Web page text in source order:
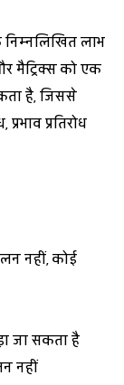
लाभ
मैट्रिक्स को एक
है, जिससे
प्रतिरोध
नहीं, कोई
जा सकता है
नहीं